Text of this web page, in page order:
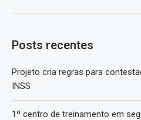
Posts recentes
Projeto cria regras para
INSS
1º centro de treinamento em